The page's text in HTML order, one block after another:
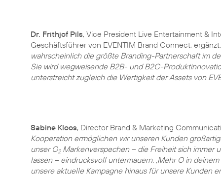
Dr. Frithjof Pils, Vice President Live Entertainment &
Geschäftsführer von EVENTIM Brand Connect,
wahrscheinlich die größte Branding-Partnerschaft im
Sie wird wegweisende B2B- und B2C-
unterstreicht zugleich die Wertigkeit der Assets von
Sabine Kloos, Director Brand & Marketing
Kooperation ermöglichen wir unseren Kunden
unser O2Markenverspechen – die Freiheit sich immer
lassen – eindrucksvoll untermauern. ‚Mehr O in
unsere aktuelle Kampagne hinaus für unsere Kunden